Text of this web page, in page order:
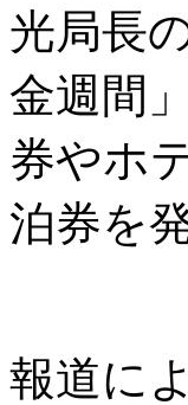
光局長
金週間
券やホ
泊券を
報道に